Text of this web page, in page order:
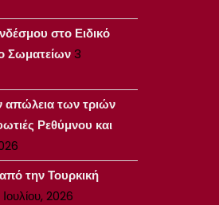
στο Ειδικό
Σωματείων3
απώλεια των τριών
Ρεθύμνου και
την Τουρκική
2026